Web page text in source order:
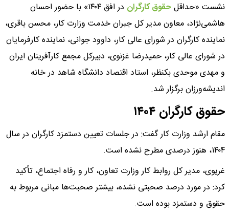
نشست «حداقلحقوق کارگران
در افق ۱۴۰۴» با حضور احسان
هاشمی‌نژاد، معاون مدیر کل جبران خدمت وزارت کار، محسن باقری،
نماینده کارگران در شورای عالی کار، داوود جوانی، نماینده کارفرمایان
در شورای عالی کار، حمیدرضا غزنوی، دبیرکل مجمع کارآفرینان ایران
و مهدی موحدی بکنظر، استاد اقتصاد دانشگاه شاهد در خانه
اندیشه‌ورزان برگزار شد.
حقوق کارگران ۱۴۰۴
مقام ارشد وزارت کار گفت: در جلسات تعیین دستمزد کارگران در سال
۱۴۰۴، هنوز درصدی مطرح نشده است.
غریوی، مدیر کل روابط کار وزارت تعاون، کار و رفاه اجتماع، تأکید
کرد: در مورد درصد صحبتی نشده، بیشتر صحبت‌ها مبانی مربوط به
حقوق و دستمزد بوده است.